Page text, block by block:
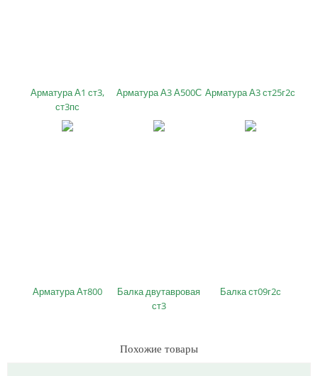
Арматура А1 ст3,
ст3пс
Арматура А3 А500С Арматура А3 ст25г2с
Арматура Ат800
Балка двутавровая
ст3
Балка ст09г2с
Похожие товары